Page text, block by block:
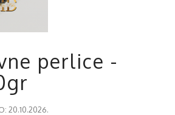
perlice -
20.10.2026.